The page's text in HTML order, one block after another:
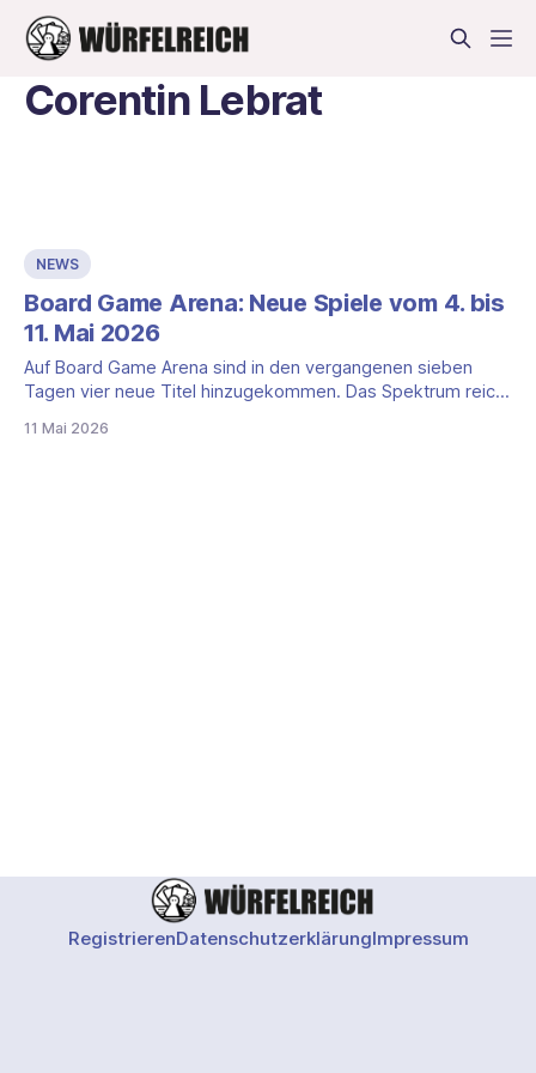
Corentin Lebrat
NEWS
Board Game Arena: Neue Spiele vom 4. bis
11. Mai 2026
Auf Board Game Arena sind in den vergangenen sieben
Tagen vier neue Titel hinzugekommen. Das Spektrum reicht
Kartenlegespiel um die Mehrheit auf einer Pyramide bis hin
11 Mai 2026
RegistrierenDatenschutzerklärungImpressum